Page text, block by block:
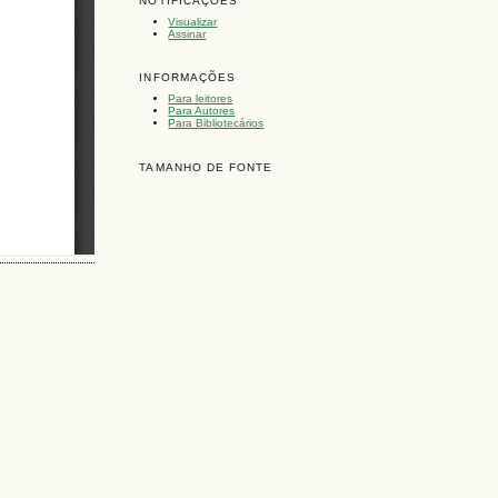
Visualizar
Assinar
INFORMAÇÕES
Para leitores
Para Autores
Para Bibliotecários
TAMANHO DE FONTE